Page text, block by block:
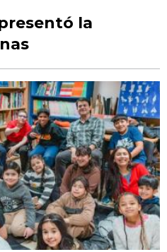
la